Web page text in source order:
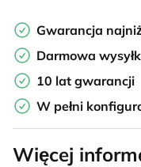
Gwarancja
Darmowa
10 lat gwarancji
W pełni
Więcej